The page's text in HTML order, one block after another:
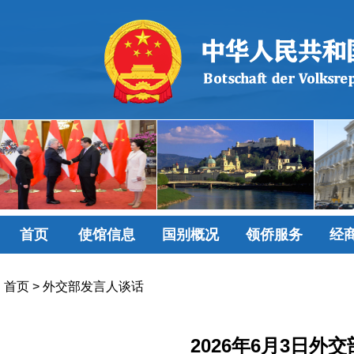
首页 使馆信息 国别概况 领侨服务 经
首页 > 外交部发言人谈话
2026年6月3日外